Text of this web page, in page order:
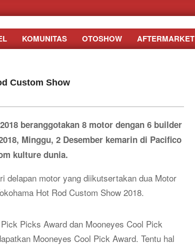
KOMUNITAS OTOSHOW AFTERMARKET
Custom Show
beranggotakan 8 motor dengan 6 builder
Minggu, 2 Desember kemarin di Pacifico
kulture dunia.
delapan motor yang diikutsertakan dua Motor
Hot Rod Custom Show 2018.
Picks Award dan Mooneyes Cool Pick
Mooneyes Cool Pick Award. Tentu hal